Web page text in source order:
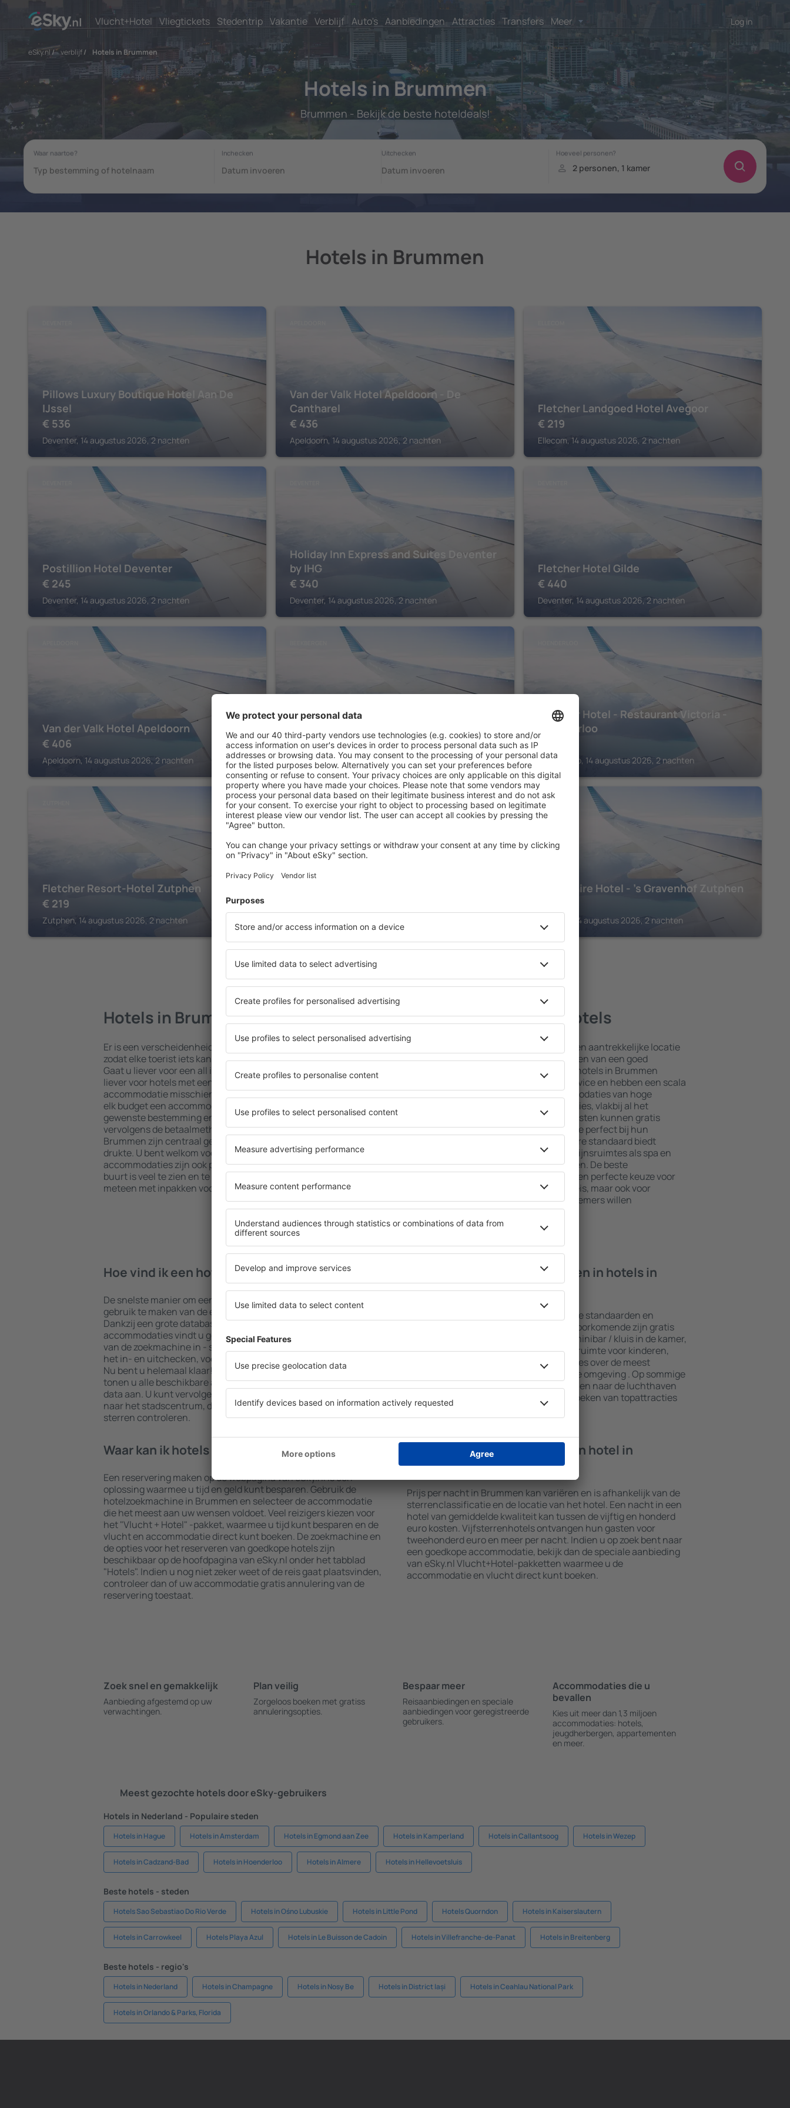
Vlucht+Hotel Vliegtickets Stedentrip Vakantie Verblijf Auto's Aanbiedingen Attracties Transfers Meer Log in
eSky.nl/ verblijf/ Hotels in Brummen
Hotels in Brummen
Brummen - Bekijk de beste hoteldeals!
Hotels in Brummen
Pillows Luxury Boutique Hotel Aan De
IJssel
€ 536
Deventer, 14 augustus 2026, 2 nachten
Van der Valk Hotel Apeldoorn - De
Cantharel
€ 436
Apeldoorn, 14 augustus 2026, 2 nachten
Fletcher Landgoed Hotel Avegoor
€ 219
Ellecom, 14 augustus 2026, 2 nachten
Postillion Hotel Deventer
€ 245
Deventer, 14 augustus 2026, 2 nachten
Holiday Inn Express and Suites Deventer
by IHG
€ 340
Deventer, 14 augustus 2026, 2 nachten
Fletcher Hotel Gilde
€ 440
Deventer, 14 augustus 2026, 2 nachten
Van der Valk Hotel Apeldoorn
€ 406
Apeldoorn, 14 augustus 2026, 2 nachten
Fletcher Hotel - Restaurant De
Wipselberg - Veluwe
€ 189
Beekbergen, 14 augustus 2026, 2 nachten
Fletcher Hotel - Restaurant Victoria -
Hoenderloo
€
Hoenderloo, 14 augustus 2026, 2 nachten
Fletcher Resort-Hotel Zutphen
€ 219
Zutphen, 14 augustus 2026, 2 nachten
DOETINCHEM ZUTPHEN
Hampshire Hotel - 's Gravenhof Zutphen
Zutphen, 14 augustus 2026, 2 nachten
Meer hotels bekijken in Brummen
Hotels in Brummen
Er is een verscheidenheid aan hotels beschikbaar in Brummen,
zodat elke toerist iets kan vinden dat aan zijn behoeften voldoet.
Gaat u liever voor een all inclusive hoogstaand hotel of gaat u
liever voor hotels met een gezellige sfeer? Is een goedkope
accommodatie misschien iets voor u? Met onze hulp kunt u voor
elk budget een accommodatie boeken in Brummen. Selecteer uw
gewenste bestemming en de standaard van het hotel. Controleer
vervolgens de betaalmethoden en annuleringsopties. Hotels in
Brummen zijn centraal gelegen maar iets verder weg van de
drukte. U bent welkom voor een langer verblijf maar de
accommodaties zijn ook perfect voor een korter verblijf. In de
buurt is veel te zien en te doen. Kies een geschikt hotel en begin
meteen met inpakken voor uw reis of zakenreis!
Brummen - de beste hotels
Een verscheidenheid aan diensten en een aantrekkelijke locatie
zijn enkele van de belangrijkste elementen van een goed
ontworpen all-inclusive hotel. De beste hotels in Brummen
garanderen de hoogste standaard in service en hebben een scala
aan faciliteiten voor de gasten. Accommodaties van hoge
kwaliteit bevinden zich op de beste locaties, vlakbij al het
belangrijke amusement in Brummen. Gasten kunnen gratis
parkeren en een kamer of suite kiezen die perfect bij hun
behoeften past. Een hotel met een hogere standaard biedt
gewoonlijk gevarieerde opties zoals welzijnsruimtes als spa en
fitness, evenals activiteiten voor kinderen. De beste
accommodaties in Brummen zijn altijd een perfecte keuze voor
stellen, gezinnen en mensen op zakenreis, maar ook voor
bedrijven die workshops voor hun werknemers willen
organiseren.
Hoe vind ik een hotel in Brummen?
De snelste manier om een hotel in Brummen te vinden, is door
gebruik te maken van de eSky zoekmachine voor accommodaties.
Dankzij een grote database met een verscheidenheid aan
accommodaties vindt u gegarandeerd wat u zoekt. Vul de velden
van de zoekmachine in - selecteer uw locatie, kies de datum van
het in- en uitchecken, voeg dan het aantal gasten en kamers toe.
Nu bent u helemaal klaar! De resultaten van uw zoekopdracht
tonen u alle beschikbare accommodaties op de geselecteerde
data aan. U kunt vervolgens eenvoudig de afstand van het hotel
naar het stadscentrum, de betalingsmethoden en het aantal
sterren controleren.
Welke faciliteiten kan ik vinden in hotels in
Brummen?
Hotels in Brummen hebben verschillende standaarden en
faciliteiten voor hun gasten. De meest voorkomende zijn gratis
wifi, wellnessruimtes met een spa, een minibar / kluis in de kamer,
restaurants, een eetgedeelte, een speelruimte voor kinderen,
gratis parkeren en informatieve brochures over de meest
interessante toeristische attracties in de omgeving . Op sommige
locaties bieden hotels ook transport van en naar de luchthaven
aan. Soms moedigen hotels ook het bezoeken van topattracties
in Brummen aan.
Waar kan ik hotels in Brummen boeken?
Een reservering maken op de webpagina van eSky.nl is een
oplossing waarmee u tijd en geld kunt besparen. Gebruik de
hotelzoekmachine in Brummen en selecteer de accommodatie
die het meest aan uw wensen voldoet. Veel reizigers kiezen voor
het "Vlucht + Hotel" -pakket, waarmee u tijd kunt besparen en de
vlucht en accommodatie direct kunt boeken. De zoekmachine en
de opties voor het reserveren van goedkope hotels zijn
beschikbaar op de hoofdpagina van eSky.nl onder het tabblad
"Hotels". Indien u nog niet zeker weet of de reis gaat plaatsvinden,
controleer dan of uw accommodatie gratis annulering van de
reservering toestaat.
Hoeveel kost een nacht in een hotel in
Brummen?
Prijs per nacht in Brummen kan variëren en is afhankelijk van de
sterrenclassificatie en de locatie van het hotel. Een nacht in een
hotel van gemiddelde kwaliteit kan tussen de vijftig en honderd
euro kosten. Vijfsterrenhotels ontvangen hun gasten voor
tweehonderd euro en meer per nacht. Indien u op zoek bent naar
een goedkope accommodatie, bekijk dan de speciale aanbieding
van eSky.nl Vlucht+Hotel-pakketten waarmee u de
accommodatie en vlucht direct kunt boeken.
Zoek snel en gemakkelijk
Aanbieding afgestemd op uw
verwachtingen.
Plan veilig
Zorgeloos boeken met gratiss
annuleringsopties.
Bespaar meer
Reisaanbiedingen en speciale
aanbiedingen voor geregistreerde
gebruikers.
Accommodaties die u
bevallen
Kies uit meer dan 1,3 miljoen
accommodaties: hotels,
jeugdherbergen, appartementen
en meer.
Meest gezochte hotels door eSky-gebruikers
Hotels in Nederland - Populaire steden
Hotels in Hague Hotels in Amsterdam Hotels in Egmond aan Zee Hotels in Kamperland Hotels in Callantsoog Hotels in Wezep
Hotels in Cadzand-Bad Hotels in Hoenderloo Hotels in Almere Hotels in Hellevoetsluis
Beste hotels - steden
Hotels Sao Sebastiao Do Rio Verde Hotels in Ośno Lubuskie Hotels in Little Pond Hotels Quorndon Hotels in Kaiserslautern
Hotels in Carrowkeel Hotels Playa Azul Hotels in Le Buisson de Cadoin Hotels in Villefranche-de-Panat Hotels in Breitenberg
Beste hotels - regio's
Hotels in Nederland Hotels in Champagne Hotels in Nosy Be Hotels in District Iași Hotels in Ceahlau National Park
Hotels in Orlando & Parks, Florida